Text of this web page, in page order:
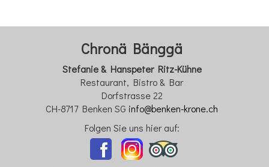
Chronä Bänggä
Stefanie & Hanspeter Ritz-Kühne
Restaurant, Bistro & Bar
Dorfstrasse 22
CH-8717 Benken SG info@benken-krone.ch
Folgen Sie uns hier auf: